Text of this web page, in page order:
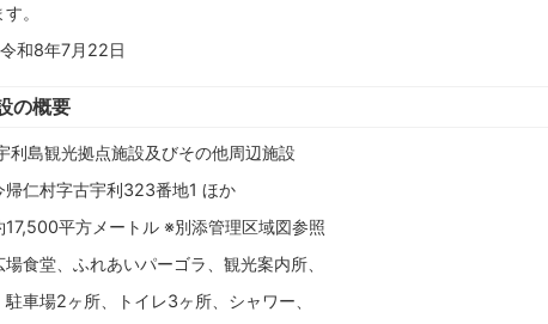
。
和8年7月22日
の概要
利島観光拠点施設及びその他周辺施設
帰仁村字古宇利323番地1 ほか
17,500平方メートル ※別添管理区域図参照
食堂、ふれあいパーゴラ、観光案内所、
車場2ヶ所、トイレ3ヶ所、シャワー、